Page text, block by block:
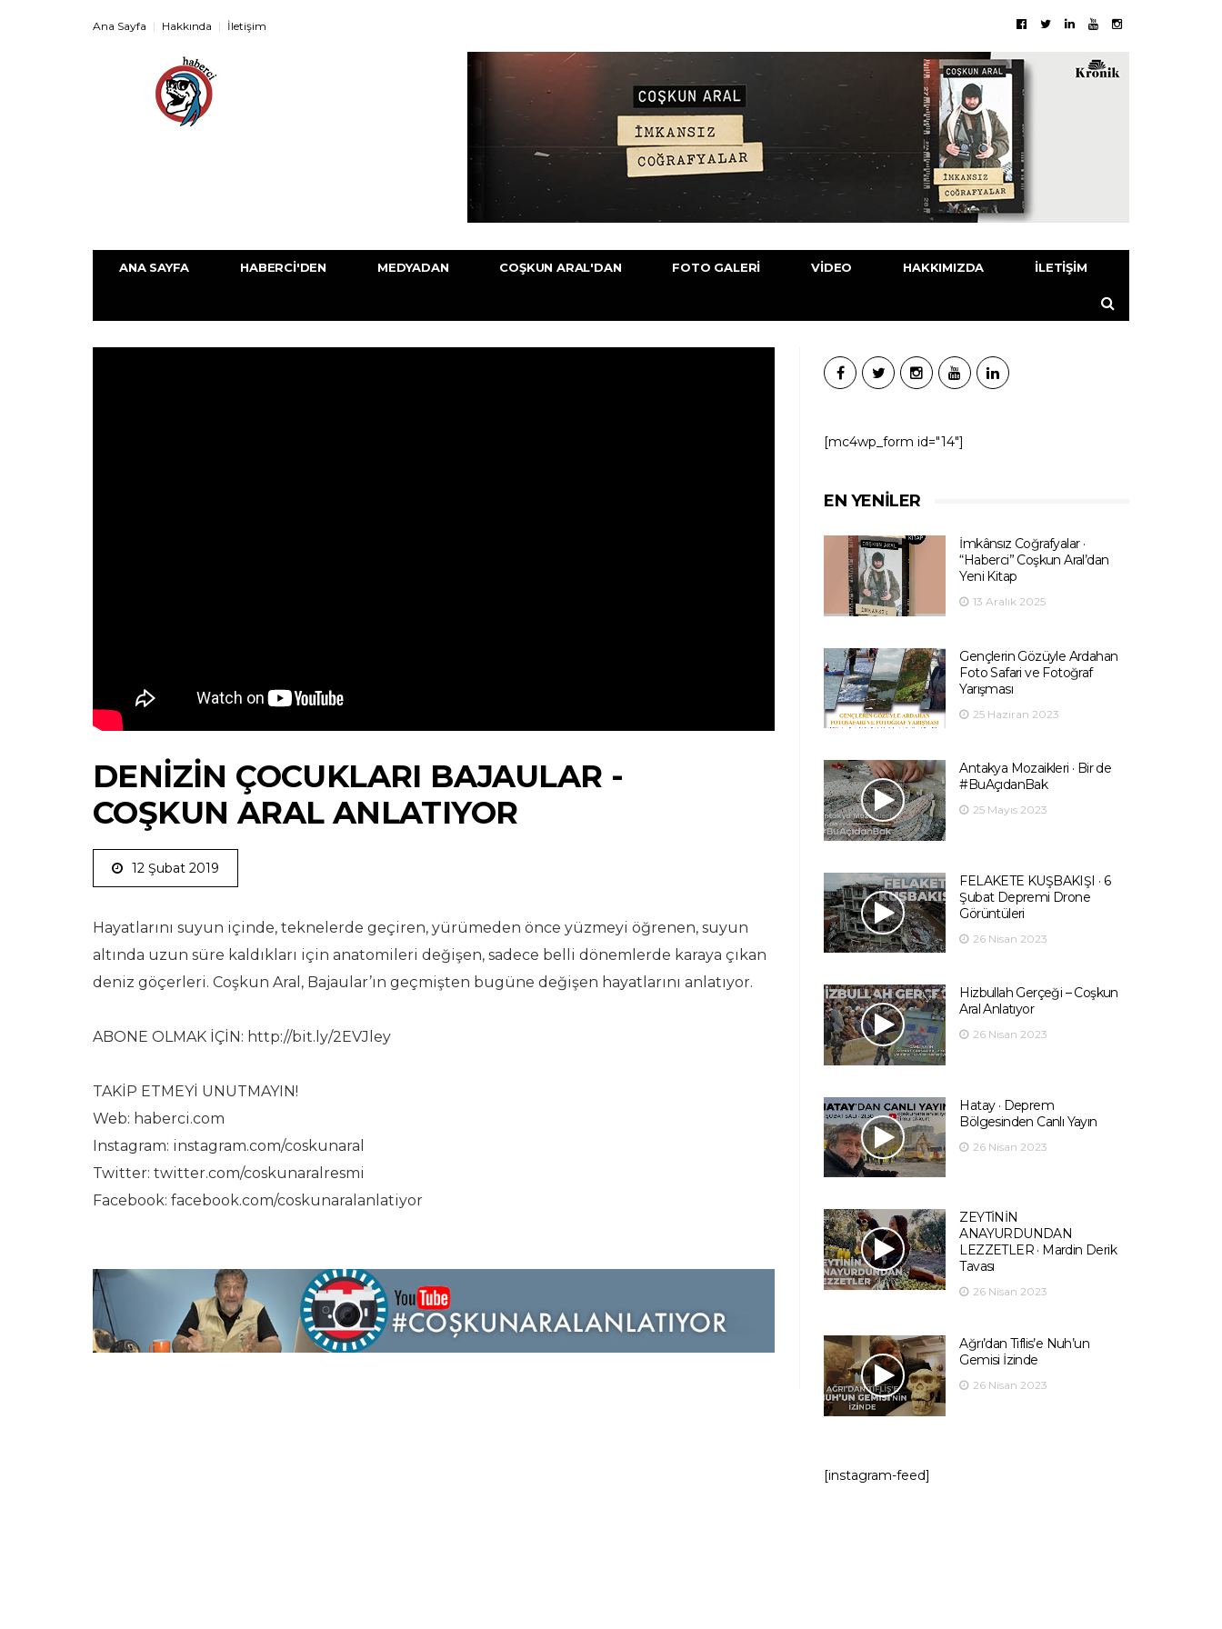
Ana Sayfa Hakkında İletişim
ANA SAYFA HABERCI'DEN MEDYADAN COŞKUN ARAL'DAN FOTO GALERI VIDEO HAKKIMIZDA İLETIŞIM
DENIZIN ÇOCUKLARI BAJAULAR -
COŞKUN ARAL ANLATIYOR
12 Şubat 2019
Hayatlarını suyun içinde, teknelerde geçiren, yürümeden önce yüzmeyi öğrenen, suyun
altında uzun süre kaldıkları için anatomileri değişen, sadece belli dönemlerde karaya çıkan
deniz göçerleri. Coşkun Aral, Bajaular’ın geçmişten bugüne değişen hayatlarını anlatıyor.
ABONE OLMAK İÇİN: http://bit.ly/2EVJley
TAKİP ETMEYİ UNUTMAYIN!
Web: haberci.com
Instagram: instagram.com/coskunaral
Twitter: twitter.com/coskunaralresmi
Facebook: facebook.com/coskunaralanlatiyor
[mc4wp_form id="14"]
EN YENILER
İmkânsız Coğrafyalar ·
“Haberci” Coşkun Aral’dan
Yeni Kitap
13 Aralık 2025
Gençlerin Gözüyle Ardahan
Foto Safari ve Fotoğraf
Yarışması
25 Haziran 2023
Antakya Mozaikleri · Bir de
#BuAçıdanBak
25 Mayıs 2023
FELAKETE KUŞBAKIŞI · 6
Şubat Depremi Drone
Görüntüleri
26 Nisan 2023
Hizbullah Gerçeği – Coşkun
Aral Anlatıyor
26 Nisan 2023
Hatay · Deprem
Bölgesinden Canlı Yayın
26 Nisan 2023
ZEYTİNİN
ANAYURDUNDAN
LEZZETLER · Mardin Derik
Tavası
26 Nisan 2023
Ağrı’dan Tiflis’e Nuh’un
Gemisi İzinde
26 Nisan 2023
[instagram-feed]